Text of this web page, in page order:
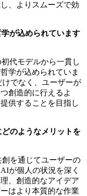
、よりスムーズで効
が込められています
代モデルから一貫し
学が込められていま
でなく、ユーザーが
創造的に行えるよ
供することを目指し
のようなメリットを
を通じてユーザーの
が個人の状況を深く
、創造的なアイデア
はより本質的な作業